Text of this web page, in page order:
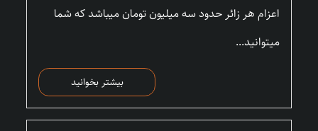
اعزام هر زائر حدود سه میلیون تومان میباشد که شما
میتوانید...
بیشتر بخوانید